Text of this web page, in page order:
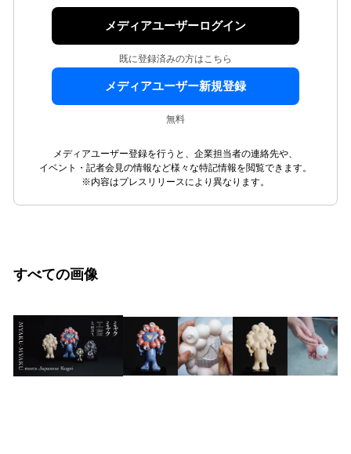
メディアユーザーログイン
既に登録済みの方はこちら
メディアユーザー新規登録
無料
メディアユーザー登録を行うと、企業担当者の連絡先や、
イベント・記者会見の情報など様々な特記情報を閲覧できます。
※内容はプレスリリースにより異なります。
すべての画像